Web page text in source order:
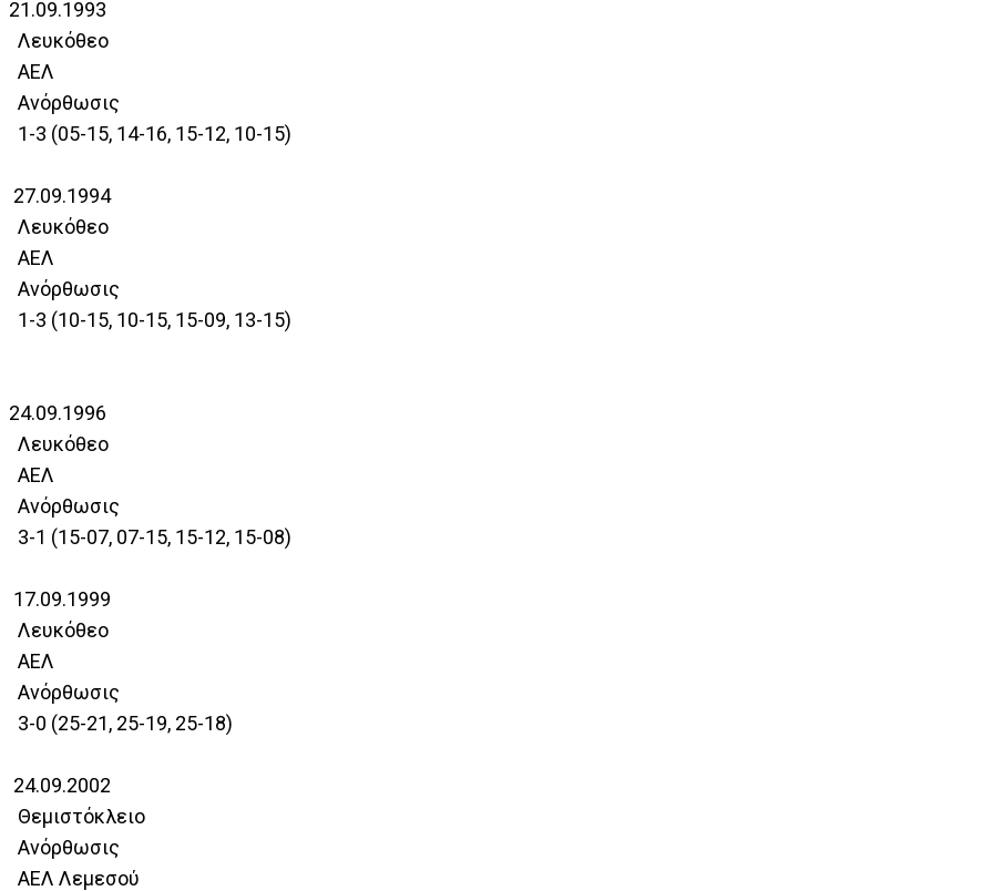
21.09.1993
Λευκόθεο
ΑΕΛ
Ανόρθωσις
1-3 (05-15, 14-16, 15-12, 10-15)
27.09.1994
Λευκόθεο
ΑΕΛ
Ανόρθωσις
1-3 (10-15, 10-15, 15-09, 13-15)
24.09.1996
Λευκόθεο
ΑΕΛ
Ανόρθωσις
3-1 (15-07, 07-15, 15-12, 15-08)
17.09.1999
Λευκόθεο
ΑΕΛ
Ανόρθωσις
3-0 (25-21, 25-19, 25-18)
24.09.2002
Θεμιστόκλειο
Ανόρθωσις
ΑΕΛ Λεμεσού